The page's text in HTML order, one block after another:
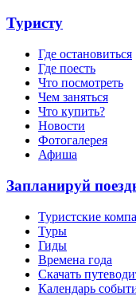
Туристу
Где остановиться
Где поесть
Что посмотреть
Чем заняться
Что купить?
Новости
Фотогалерея
Афиша
Запланируй
Туристские
Туры
Гиды
Времена года
Скачать
Календарь